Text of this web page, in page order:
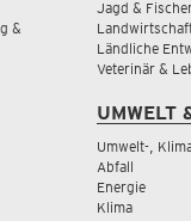
&
Jagd &
Ländliche
Veterinär &
UMWELT
Umwelt-,
Abfall
Energie
Klima